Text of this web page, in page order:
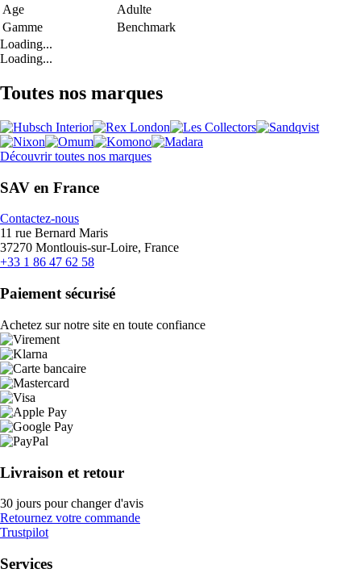
Age
Adulte
Gamme
Benchmark
Loading...
Loading...
Toutes nos marques
Découvrir toutes nos marques
SAV en France
Contactez-nous
11 rue Bernard Maris
37270 Montlouis-sur-Loire, France
+33 1 86 47 62 58
Paiement sécurisé
Achetez sur notre site en toute confiance
Livraison et retour
30 jours pour changer d'avis
Retournez votre commande
Trustpilot
Services